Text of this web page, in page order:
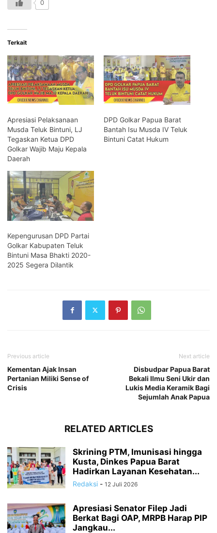
0
Terkait
Apresiasi Pelaksanaan
Musda Teluk Bintuni, LJ
Tegaskan Ketua DPD
Golkar Wajib Maju Kepala
Daerah
DPD Golkar Papua Barat
Bantah Isu Musda IV Teluk
Bintuni Catat Hukum
Kepengurusan DPD Partai
Golkar Kabupaten Teluk
Bintuni Masa Bhakti 2020-
2025 Segera Dilantik
Previous article
Kementan Ajak Insan
Pertanian Miliki Sense of
Crisis
Next article
Disbudpar Papua Barat
Bekali Ilmu Seni Ukir dan
Lukis Media Keramik Bagi
Sejumlah Anak Papua
RELATED ARTICLES
Skrining PTM, Imunisasi hingga
Kusta, Dinkes Papua Barat
Hadirkan Layanan Kesehatan...
Redaksi - 12 Juli 2026
Apresiasi Senator Filep Jadi
Berkat Bagi OAP, MRPB Harap PIP
Jangkau...